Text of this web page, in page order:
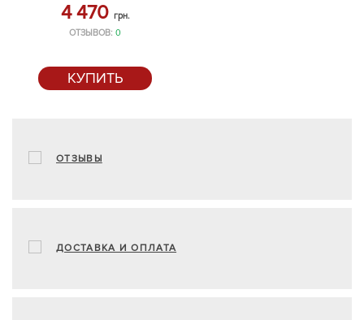
4 470 грн.
ОТЗЫВОВ:0
КУПИТЬ
ОТЗЫВЫ
ДОСТАВКА И ОПЛАТА